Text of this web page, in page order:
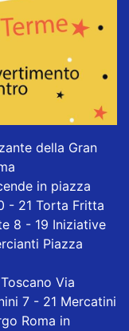
della Gran
in piazza
- 21 Torta Fritta
8 - 19 Iniziative
Piazza
Via
7 - 21 Mercatini
Roma in